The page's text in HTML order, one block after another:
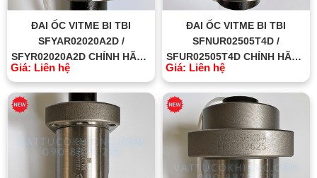
ĐAI ỐC VITME BI TBI
SFYAR02020A2D /
SFYR02020A2D CHÍNH HÃNG
TBI MOTION ĐÀI LOAN
Giá: Liên hệ
ĐAI ỐC VITME BI TBI
SFNUR02505T4D /
SFUR02505T4D CHÍNH HÃNG
TBI MOTION ĐÀI LOAN
Giá: Liên hệ